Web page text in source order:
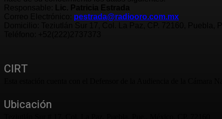
pestrada@radiooro.com.mx
CIRT
Ubicación